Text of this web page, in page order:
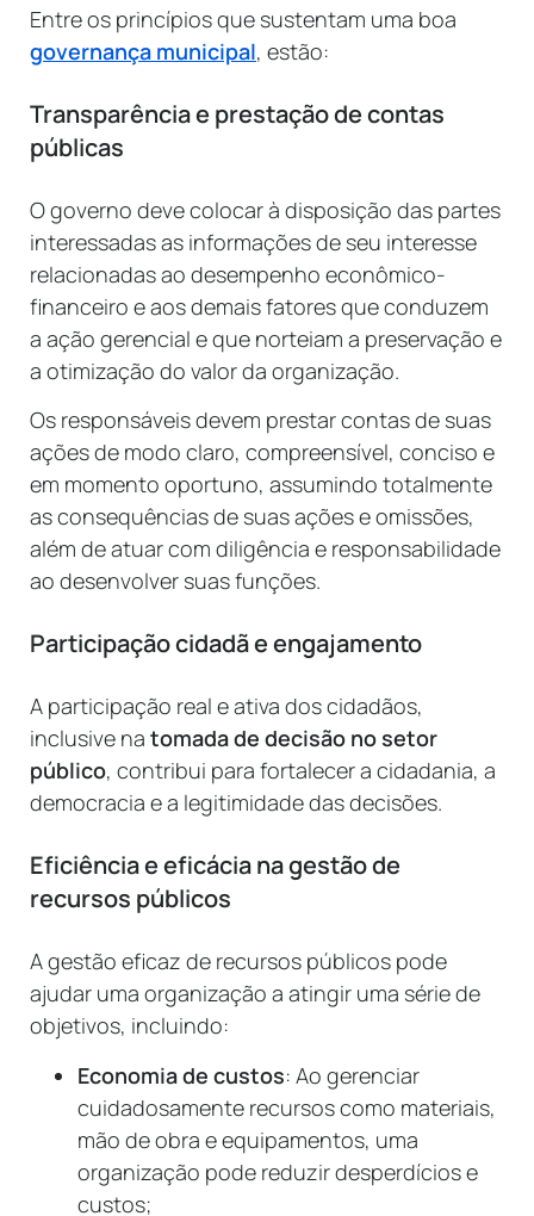
Entre os princípios que sustentam uma boa
governança municipal, estão:
Transparência e prestação de contas
públicas
O governo deve colocar à disposição das partes
interessadas as informações de seu interesse
relacionadas ao desempenho econômico-
financeiro e aos demais fatores que conduzem
a ação gerencial e que norteiam a preservação e
a otimização do valor da organização.
Os responsáveis devem prestar contas de suas
ações de modo claro, compreensível, conciso e
em momento oportuno, assumindo totalmente
as consequências de suas ações e omissões,
além de atuar com diligência e responsabilidade
ao desenvolver suas funções.
Participação cidadã e engajamento
A participação real e ativa dos cidadãos,
inclusive na tomada de decisão no setor
público, contribui para fortalecer a cidadania, a
democracia e a legitimidade das decisões.
Eficiência e eficácia na gestão de
recursos públicos
A gestão eficaz de recursos públicos pode
ajudar uma organização a atingir uma série de
objetivos, incluindo:
Economia de custos: Ao gerenciar
cuidadosamente recursos como materiais,
mão de obra e equipamentos, uma
organização pode reduzir desperdícios e
custos;